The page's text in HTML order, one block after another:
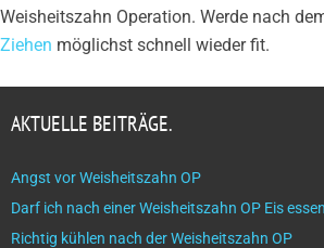
Weisheitszahn Operation. Werde nach
Ziehen möglichst schnell wieder fit.
AKTUELLE BEITRÄGE.
Angst vor Weisheitszahn OP
Darf ich nach einer Weisheitszahn OP Eis
Richtig kühlen nach der Weisheitszahn OP